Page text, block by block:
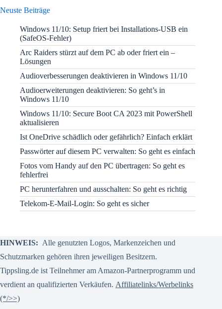
Neuste Beiträge
Windows 11/10: Setup friert bei Installations-USB ein
(SafeOS-Fehler)
Arc Raiders stürzt auf dem PC ab oder friert ein –
Lösungen
Audioverbesserungen deaktivieren in Windows 11/10
Audioerweiterungen deaktivieren: So geht’s in
Windows 11/10
Windows 11/10: Secure Boot CA 2023 mit PowerShell
aktualisieren
Ist OneDrive schädlich oder gefährlich? Einfach erklärt
Passwörter auf diesem PC verwalten: So geht es einfach
Fotos vom Handy auf den PC übertragen: So geht es
fehlerfrei
PC herunterfahren und ausschalten: So geht es richtig
Telekom-E-Mail-Login: So geht es sicher
HINWEIS: Alle genutzten Logos, Markenzeichen und
Schutzmarken gehören ihren jeweiligen Besitzern.
Tippsling.de ist Teilnehmer am Amazon-Partnerprogramm und
verdient an qualifizierten Verkäufen. Affiliatelinks/Werbelinks
(*/>>)